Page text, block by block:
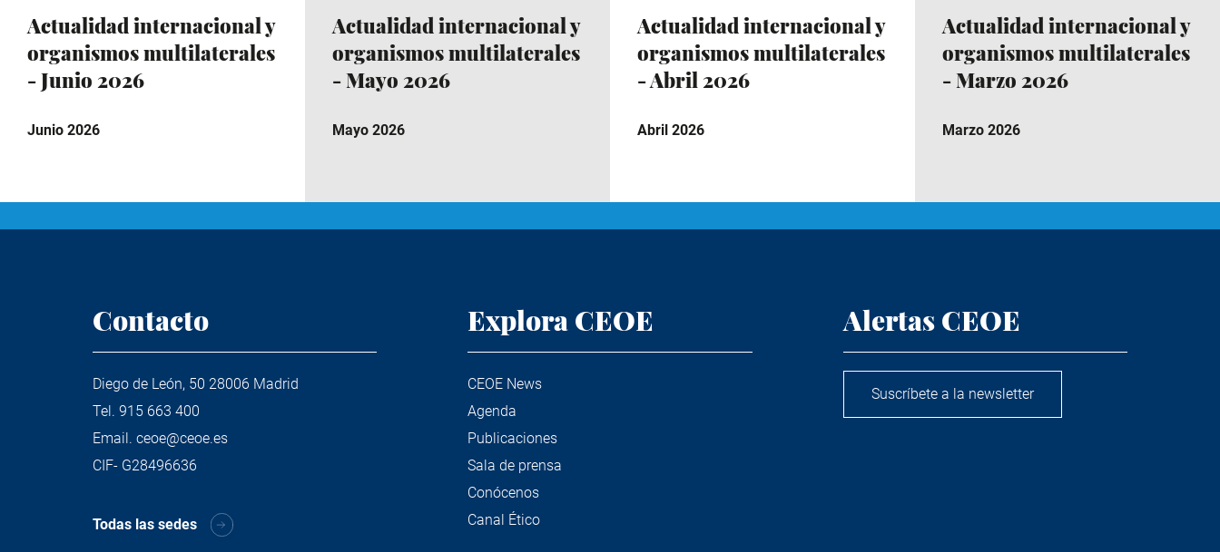
Actualidad internacional y
organismos multilaterales
- Junio 2026
Junio 2026
Actualidad internacional y
organismos multilaterales
- Mayo 2026
Mayo 2026
Actualidad internacional y
organismos multilaterales
- Abril 2026
Abril 2026
Actualidad internacional y
organismos multilaterales
- Marzo 2026
Marzo 2026
Contacto
Diego de León, 50 28006 Madrid
Tel. 915 663 400
Email. ceoe@ceoe.es
CIF- G28496636
Todas las sedes
Explora CEOE
CEOE News
Agenda
Publicaciones
Sala de prensa
Conócenos
Canal Ético
Alertas CEOE
Suscríbete a la newsletter